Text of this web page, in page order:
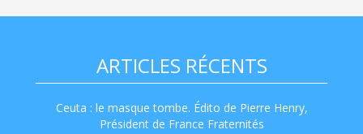
ARTICLES RÉCENTS
Ceuta : le masque tombe. Édito de Pierre Henry,
Président de France Fraternités